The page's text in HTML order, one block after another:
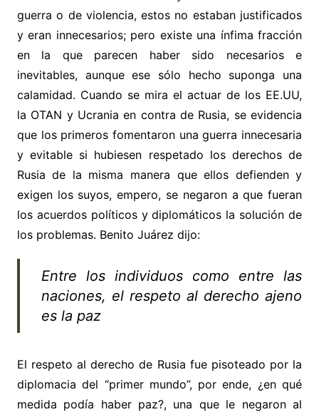
guerra o de violencia, estos no estaban justificados
y eran innecesarios; pero existe una ínfima fracción
en la que parecen haber sido necesarios e
inevitables, aunque ese sólo hecho suponga una
calamidad. Cuando se mira el actuar de los EE.UU,
la OTAN y Ucrania en contra de Rusia, se evidencia
que los primeros fomentaron una guerra innecesaria
y evitable si hubiesen respetado los derechos de
Rusia de la misma manera que ellos defienden y
exigen los suyos, empero, se negaron a que fueran
los acuerdos políticos y diplomáticos la solución de
los problemas. Benito Juárez dijo:
Entre los individuos como entre las
naciones, el respeto al derecho ajeno
es la paz
El respeto al derecho de Rusia fue pisoteado por la
diplomacia del “primer mundo”, por ende, ¿en qué
medida podía haber paz?, una que le negaron al